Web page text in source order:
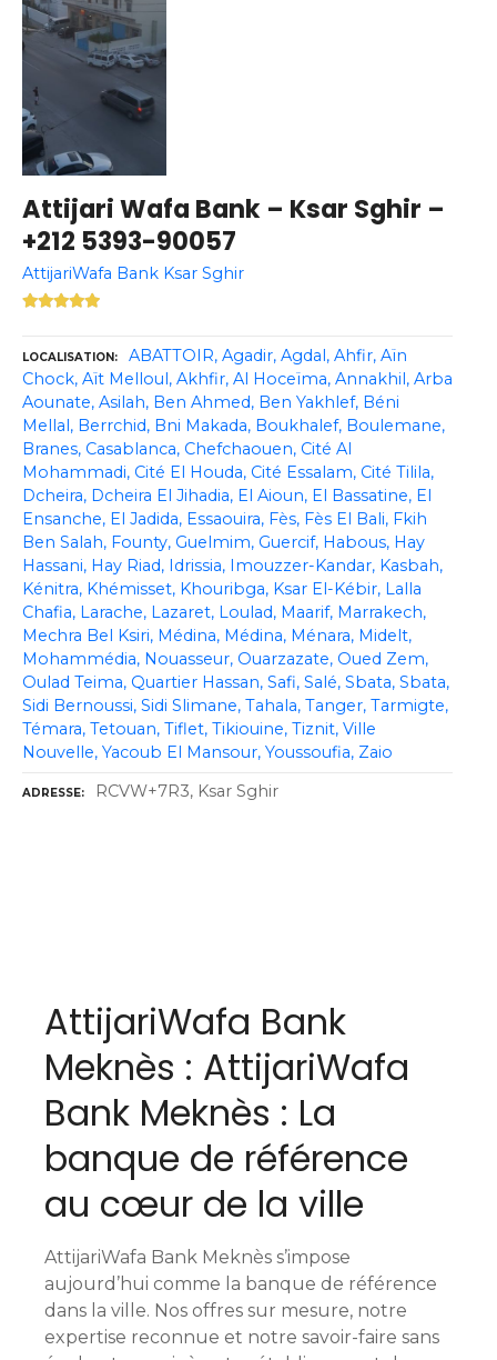
Attijari Wafa Bank – Ksar Sghir –
+212 5393-90057
AttijariWafa Bank Ksar Sghir
LOCALISATION ABATTOIR Agadir Agdal Ahfir Aïn
Chock Aït Melloul Akhfir Al Hoceïma Annakhil Arba
Aounate Asilah Ben Ahmed Ben Yakhlef Béni
Mellal Berrchid Bni Makada Boukhalef Boulemane
Branes Casablanca Chefchaouen Cité Al
Mohammadi Cité El Houda Cité Essalam Cité Tilila
Dcheira Dcheira El Jihadia El Aioun El Bassatine El
Ensanche El Jadida Essaouira Fès Fès El Bali Fkih
Ben Salah Founty Guelmim Guercif Habous Hay
Hassani Hay Riad Idrissia Imouzzer-Kandar Kasbah
Kénitra Khémisset Khouribga Ksar El-Kébir Lalla
Chafia Larache Lazaret Loulad Maarif Marrakech
Mechra Bel Ksiri Médina Médina Ménara Midelt
Mohammédia Nouasseur Ouarzazate Oued Zem
Oulad Teima Quartier Hassan Safi Salé Sbata Sbata
Sidi Bernoussi Sidi Slimane Tahala Tanger Tarmigte
Témara Tetouan Tiflet Tikiouine Tiznit Ville
Nouvelle Yacoub El Mansour Youssoufia Zaio
ADRESSE RCVW+7R3, Ksar Sghir
AttijariWafa Bank
Meknès : AttijariWafa
Bank Meknès : La
banque de référence
au cœur de la ville
AttijariWafa Bank Meknès s’impose
aujourd’hui comme la banque de référence
dans la ville. Nos offres sur mesure, notre
expertise reconnue et notre savoir-faire sans